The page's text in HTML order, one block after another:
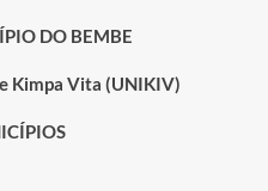
DO BEMBE
Kimpa Vita (UNIKIV)